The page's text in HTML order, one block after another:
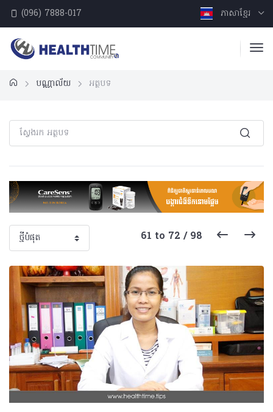
(096) 7888-017 ភាសាខ្មែរ
បណ្ណាល័យ អត្ថបទ
61 to 72 / 98